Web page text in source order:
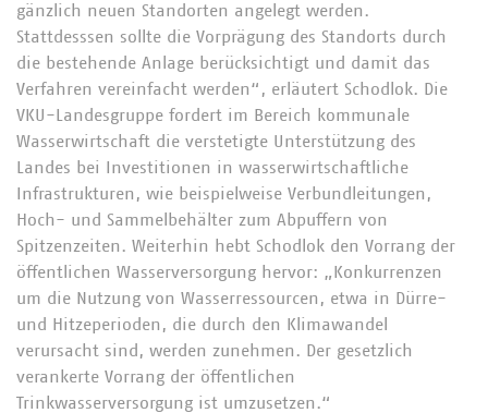
gänzlich neuen Standorten angelegt werden.
Stattdesssen sollte die Vorprägung des Standorts durch
die bestehende Anlage berücksichtigt und damit das
Verfahren vereinfacht werden“, erläutert Schodlok. Die
VKU-Landesgruppe fordert im Bereich kommunale
Wasserwirtschaft die verstetigte Unterstützung des
Landes bei Investitionen in wasserwirtschaftliche
Infrastrukturen, wie beispielweise Verbundleitungen,
Hoch- und Sammelbehälter zum Abpuffern von
Spitzenzeiten. Weiterhin hebt Schodlok den Vorrang der
öffentlichen Wasserversorgung hervor: „Konkurrenzen
um die Nutzung von Wasserressourcen, etwa in Dürre-
und Hitzeperioden, die durch den Klimawandel
verursacht sind, werden zunehmen. Der gesetzlich
verankerte Vorrang der öffentlichen
Trinkwasserversorgung ist umzusetzen.“